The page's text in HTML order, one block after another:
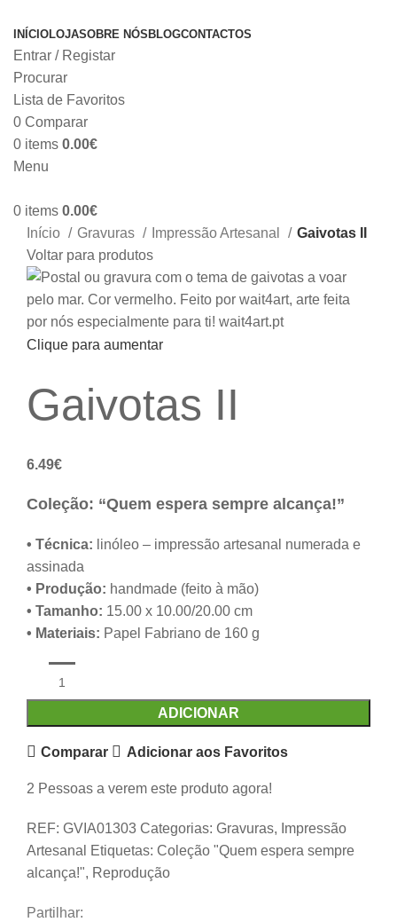
INÍCIOLOJASOBRE NÓS BLOGCONTACTOS
Entrar / Registar
Procurar
Lista de Favoritos
0 Comparar
0 items 0.00€
Menu
0 items 0.00€
Início
Gravuras Impressão Artesanal
Gaivotas II
Voltar para produtos
Clique para aumentar
Gaivotas II
6.49€
Coleção: “Quem espera sempre alcança!”
• Técnica: linóleo – impressão artesanal numerada e
assinada
• Produção: handmade (feito à mão)
• Tamanho: 15.00 x 10.00/20.00 cm
• Materiais: Papel Fabriano de 160 g
ADICIONAR
Comparar Adicionar aos Favoritos
2 Pessoas a verem este produto agora!
REF: GVIA01303 Categorias: Gravuras, Impressão
Artesanal
Etiquetas: Coleção "Quem espera sempre
alcança!", Reprodução
Partilhar: